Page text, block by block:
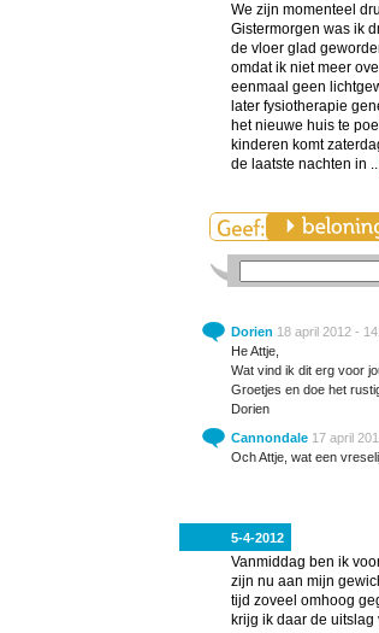
We zijn momenteel
Gistermorgen was ik
de vloer glad
omdat ik niet meer
eenmaal geen
later fysiotherapie
het nieuwe huis te
kinderen komt
de laatste nachten in
Dorien 18 april 2012 -
He Attje,
Wat vind ik dit erg voor
Groetjes en doe het
Dorien
Cannondale 17 april
Och Attje, wat een
5-4-2012
Vanmiddag ben ik
zijn nu aan mijn
tijd zoveel omhoog
krijg ik daar de uitslag